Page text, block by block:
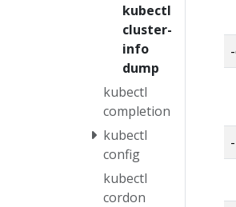
kubectl
cluster-
info
dump
kubectl
completion
kubectl
config
kubectl
cordon